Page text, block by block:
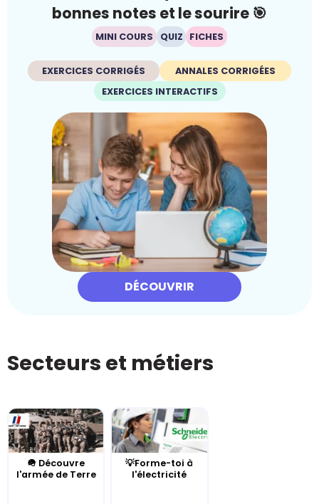
bonnes notes et le sourire 🎯
MINI COURS QUIZ FICHES
EXERCICES CORRIGÉS
ANNALES CORRIGÉES
EXERCICES INTERACTIFS
DÉCOUVRIR
Secteurs et métiers
🪖 Découvre
l'armée de Terre
💡Forme-toi à
l'électricité